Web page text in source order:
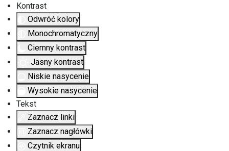
Kontrast
Odwróć kolory
Monochromatyczny
Ciemny kontrast
Jasny kontrast
Niskie nasycenie
Wysokie nasycenie
Tekst
Zaznacz linki
Zaznacz nagłówki
Czytnik ekranu